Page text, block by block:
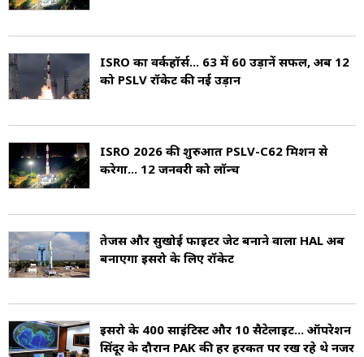
ISRO का वर्कहॉर्स... 63 में 60 उड़ानें सफल, अब 12
को PSLV रॉकेट की नई उड़ान
ISRO 2026 की शुरुआत PSLV-C62 मिशन से
करेगा... 12 जनवरी को लॉन्च
तेजस और सुखोई फाइटर जेट बनाने वाला HAL अब
बनाएगा इसरो के लिए रॉकेट
इसरो के 400 साइंटिस्ट और 10 सैटेलाइट... ऑपरेशन
सिंदूर के दौरान PAK की हर हरकत पर रख रहे थे नजर